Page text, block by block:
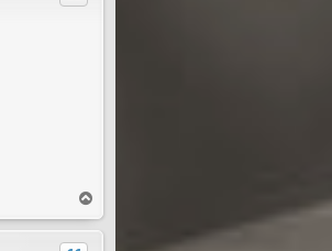
a
u